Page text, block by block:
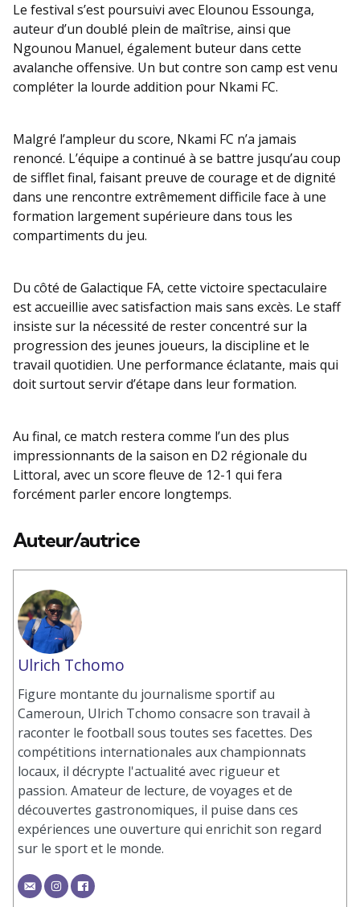
Le festival s’est poursuivi avec Elounou Essounga,
auteur d’un doublé plein de maîtrise, ainsi que
Ngounou Manuel, également buteur dans cette
avalanche offensive. Un but contre son camp est venu
compléter la lourde addition pour Nkami FC.
Malgré l’ampleur du score, Nkami FC n’a jamais
renoncé. L’équipe a continué à se battre jusqu’au coup
de sifflet final, faisant preuve de courage et de dignité
dans une rencontre extrêmement difficile face à une
formation largement supérieure dans tous les
compartiments du jeu.
Du côté de Galactique FA, cette victoire spectaculaire
est accueillie avec satisfaction mais sans excès. Le staff
insiste sur la nécessité de rester concentré sur la
progression des jeunes joueurs, la discipline et le
travail quotidien. Une performance éclatante, mais qui
doit surtout servir d’étape dans leur formation.
Au final, ce match restera comme l’un des plus
impressionnants de la saison en D2 régionale du
Littoral, avec un score fleuve de 12-1 qui fera
forcément parler encore longtemps.
Auteur/autrice
Ulrich Tchomo
Figure montante du journalisme sportif au
Cameroun, Ulrich Tchomo consacre son travail à
raconter le football sous toutes ses facettes. Des
compétitions internationales aux championnats
locaux, il décrypte l'actualité avec rigueur et
passion. Amateur de lecture, de voyages et de
découvertes gastronomiques, il puise dans ces
expériences une ouverture qui enrichit son regard
sur le sport et le monde.